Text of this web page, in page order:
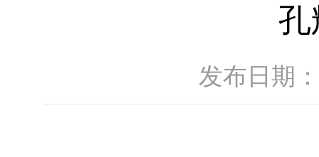
孔
发布日期